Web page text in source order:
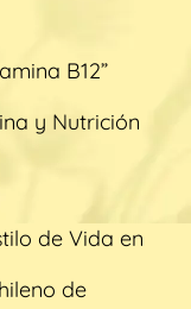
B12”
y Nutrición
de Vida en
de